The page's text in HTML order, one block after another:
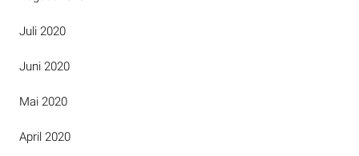
Juli 2020
Juni 2020
Mai 2020
April 2020